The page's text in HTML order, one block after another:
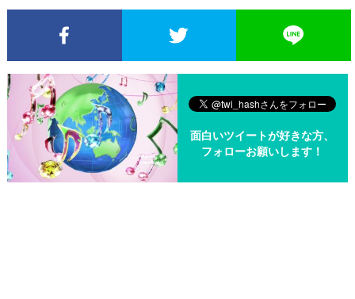
Facebookでシェア Twitterでシェア
面白いツイートが好きな方、
フォローお願いします！